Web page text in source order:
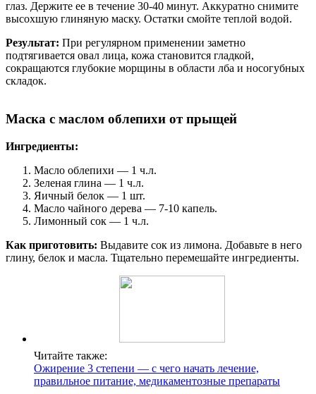
глаз. Держите ее в течение 30-40 минут. Аккуратно снимите
высохшую глиняную маску. Остатки смойте теплой водой.
Результат: При регулярном применении заметно
подтягивается овал лица, кожа становится гладкой,
сокращаются глубокие морщины в области лба и носогубных
складок.
Маска с маслом облепихи от прыщей
Ингредиенты:
Масло облепихи — 1 ч.л.
Зеленая глина — 1 ч.л.
Яичный белок — 1 шт.
Масло чайного дерева — 7-10 капель.
Лимонный сок — 1 ч.л.
Как приготовить: Выдавите сок из лимона. Добавьте в него
глину, белок и масла. Тщательно перемешайте ингредиенты.
Читайте также:
Ожирение 3 степени — с чего начать лечение,
правильное питание, медикаментозные препараты